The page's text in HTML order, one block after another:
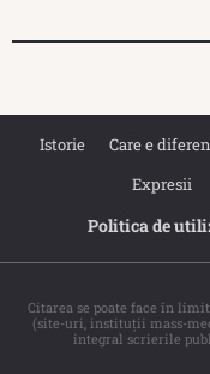
Istorie Care e
Expresii
Politica de
Citarea se poate face în
(site-uri, instituţii mass-
integral scrierile